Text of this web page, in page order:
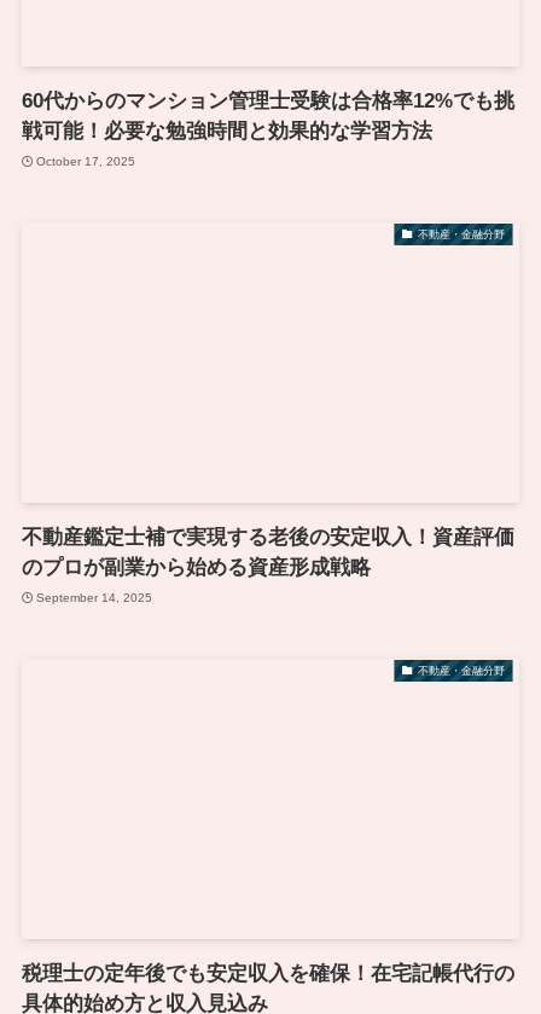
60代からのマンション管理士受験は合格率12%でも挑
戦可能！必要な勉強時間と効果的な学習方法
October 17, 2025
不動産・金融分野
不動産鑑定士補で実現する老後の安定収入！資産評価
のプロが副業から始める資産形成戦略
September 14, 2025
不動産・金融分野
税理士の定年後でも安定収入を確保！在宅記帳代行の
具体的始め方と収入見込み